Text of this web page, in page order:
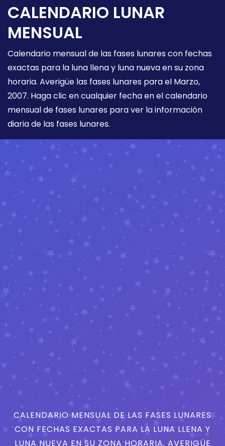
CALENDARIO LUNAR
MENSUAL
Calendario mensual de las fases lunares con fechas
exactas para la luna llena y luna nueva en su zona
horaria. Averigüe las fases lunares para el Marzo,
2007. Haga clic en cualquier fecha en el calendario
mensual de fases lunares para ver la información
diaria de las fases lunares.
CALENDARIO MENSUAL DE LAS FASES LUNARES
CON FECHAS EXACTAS PARA LA LUNA LLENA Y
LUNA NUEVA EN SU ZONA HORARIA. AVERIGÜE